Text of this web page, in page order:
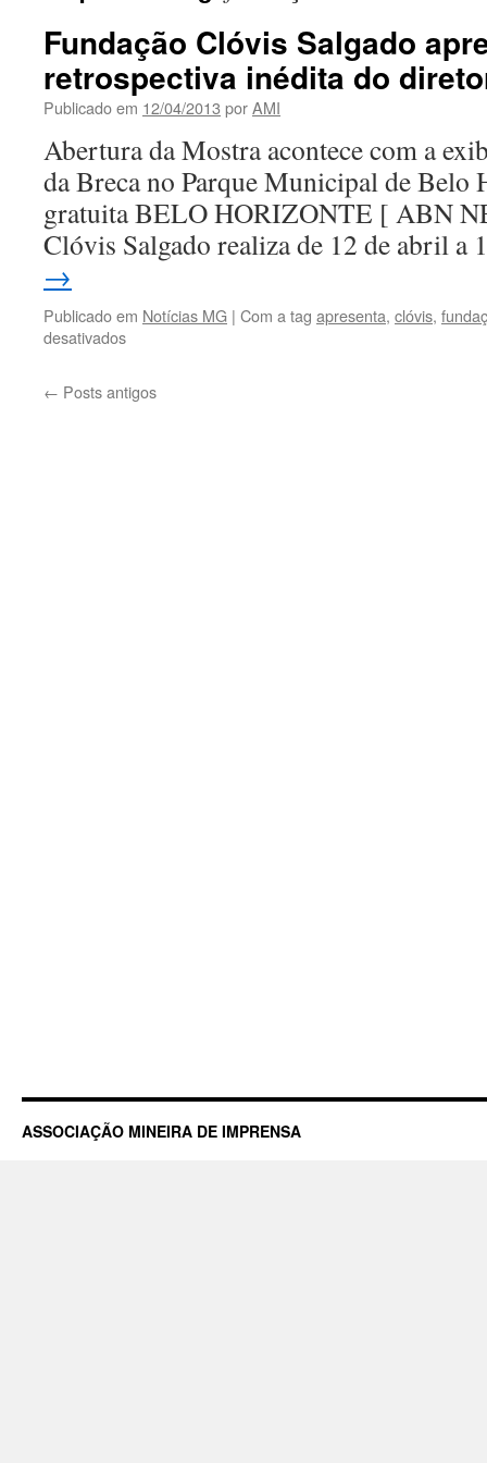
Fundação Clóvis Salgado
retrospectiva inédita do
Publicado em 12/04/2013 porAMI
Abertura da Mostra acontece com a
da Breca no Parque Municipal de Belo
gratuita BELO HORIZONTE [ ABN
Clóvis Salgado realiza de 12 de abril
→
Publicado em Notícias MG | Com a tag apresenta, clóvis,
desativadosem
Salgado
← Posts antigos
ASSOCIAÇÃO MINEIRA DE IMPRENSA